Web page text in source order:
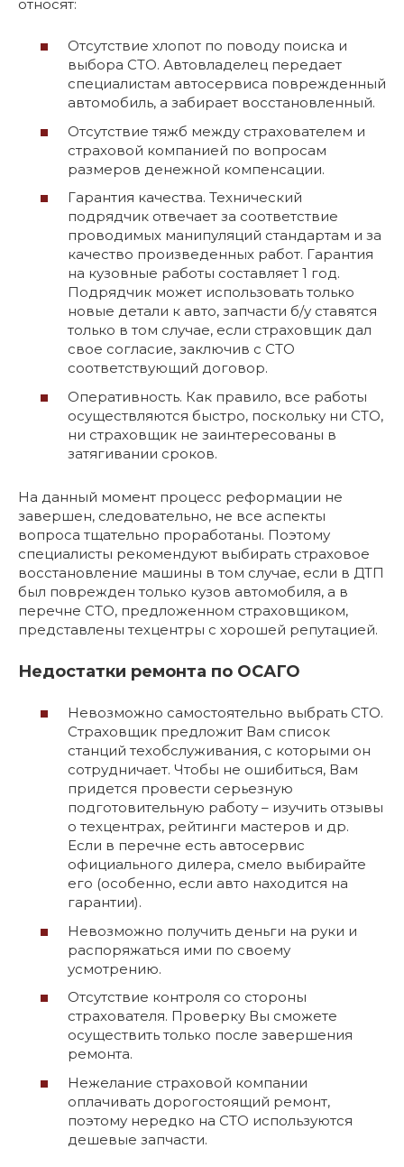
относят:
Отсутствие хлопот по поводу поиска и
выбора СТО. Автовладелец передает
специалистам автосервиса поврежденный
автомобиль, а забирает восстановленный.
Отсутствие тяжб между страхователем и
страховой компанией по вопросам
размеров денежной компенсации.
Гарантия качества. Технический
подрядчик отвечает за соответствие
проводимых манипуляций стандартам и за
качество произведенных работ. Гарантия
на кузовные работы составляет 1 год.
Подрядчик может использовать только
новые детали к авто, запчасти б/у ставятся
только в том случае, если страховщик дал
свое согласие, заключив с СТО
соответствующий договор.
Оперативность. Как правило, все работы
осуществляются быстро, поскольку ни СТО,
ни страховщик не заинтересованы в
затягивании сроков.
На данный момент процесс реформации не
завершен, следовательно, не все аспекты
вопроса тщательно проработаны. Поэтому
специалисты рекомендуют выбирать страховое
восстановление машины в том случае, если в ДТП
был поврежден только кузов автомобиля, а в
перечне СТО, предложенном страховщиком,
представлены техцентры с хорошей репутацией.
Недостатки ремонта по ОСАГО
Невозможно самостоятельно выбрать СТО.
Страховщик предложит Вам список
станций техобслуживания, с которыми он
сотрудничает. Чтобы не ошибиться, Вам
придется провести серьезную
подготовительную работу – изучить отзывы
о техцентрах, рейтинги мастеров и др.
Если в перечне есть автосервис
официального дилера, смело выбирайте
его (особенно, если авто находится на
гарантии).
Невозможно получить деньги на руки и
распоряжаться ими по своему
усмотрению.
Отсутствие контроля со стороны
страхователя. Проверку Вы сможете
осуществить только после завершения
ремонта.
Нежелание страховой компании
оплачивать дорогостоящий ремонт,
поэтому нередко на СТО используются
дешевые запчасти.